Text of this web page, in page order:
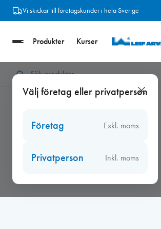
Hoppa
Vi skickar till företagskunder i hela Sverige
Produkter Kurser
Välj företag eller privatperson
Företag Exkl. moms
Privatperson Inkl. moms
Hem Gångjärn/